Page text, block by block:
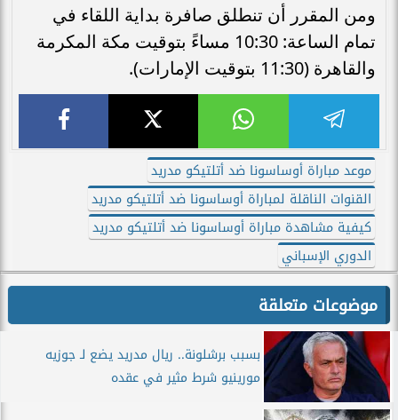
ومن المقرر أن تنطلق صافرة بداية اللقاء في
تمام الساعة: 10:30 مساءً بتوقيت مكة المكرمة
والقاهرة (11:30 بتوقيت الإمارات).
موعد مباراة أوساسونا ضد أتلتيكو مدريد
القنوات الناقلة لمباراة أوساسونا ضد أتلتيكو مدريد
كيفية مشاهدة مباراة أوساسونا ضد أتلتيكو مدريد
الدوري الإسباني
موضوعات متعلقة
بسبب برشلونة.. ريال مدريد يضع لـ جوزيه
مورينيو شرط مثير في عقده